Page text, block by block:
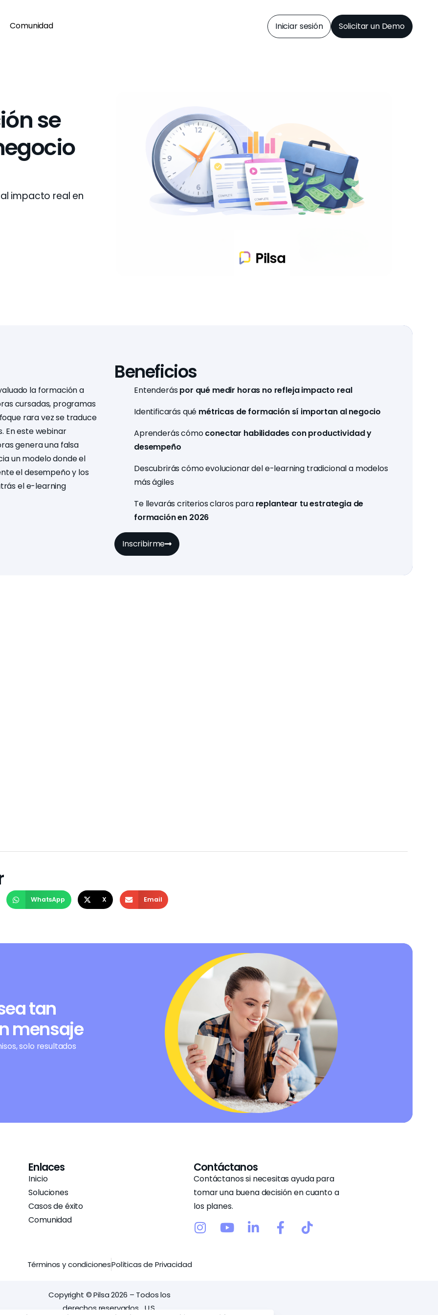
Comunidad Iniciar sesión Solicitar un Demo
se
impacto real en
la formación a
cursadas, programas
rara vez se traduce
En este webinar
genera una falsa
un modelo donde el
el desempeño y los
el e-learning
Beneficios
Entenderáspor qué medir horas no refleja impacto real
Identificarás qué métricas de formación sí importan al negocio
Aprenderás cómoconectar habilidades con productividad y
desempeño
Descubrirás cómo evolucionar del e-learning tradicional a modelos
más ágiles
Te llevarás criterios claros para replantear tu estrategia de
formación en 2026
Inscribirme
WhatsApp X Email
tan
mensaje
solo resultados
Enlaces
Inicio
Soluciones
Casos de éxito
Comunidad
Contáctanos
Contáctanos si necesitas ayuda para
tomar una buena decisión en cuanto a
los planes.
Términos y condicionesPolíticas de Privacidad
Copyright © Pilsa 2026 – Todos los
derechos reservados. U.S.